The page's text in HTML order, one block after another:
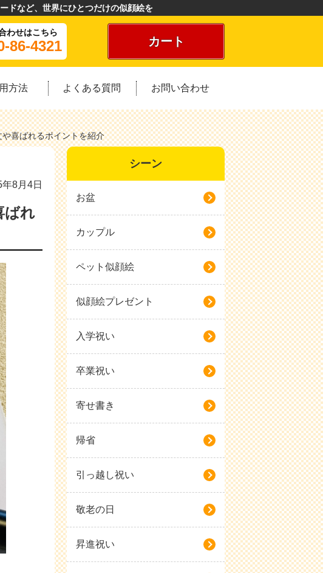
ドなど、世界にひとつだけの似顔絵を
わせはこちら
86-4321 カート
方法 よくある質問 お問い合わせ
喜ばれるポイントを紹介
8月4日
ばれ
シーン
お盆
カップル
ペット似顔絵
似顔絵プレゼント
入学祝い
卒業祝い
寄せ書き
帰省
引っ越し祝い
敬老の日
昇進祝い